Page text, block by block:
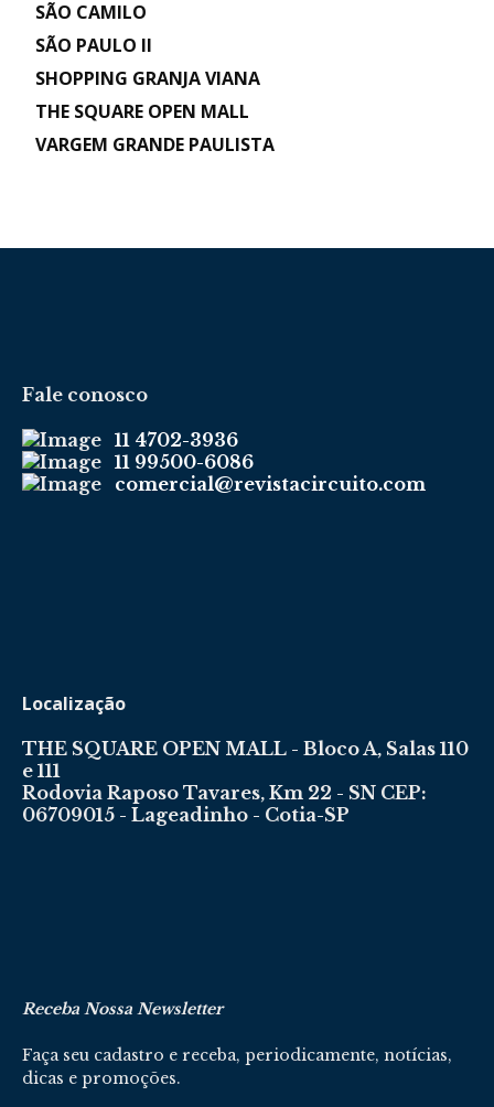
SÃO CAMILO
SÃO PAULO II
SHOPPING GRANJA VIANA
THE SQUARE OPEN MALL
VARGEM GRANDE PAULISTA
Fale conosco
11 4702-3936
11 99500-6086
comercial@revistacircuito.com
Localização
THE SQUARE OPEN MALL - Bloco A, Salas 110
e 111
Rodovia Raposo Tavares, Km 22 - SN CEP:
06709015 - Lageadinho - Cotia-SP
Receba Nossa Newsletter
Faça seu cadastro e receba, periodicamente, notícias,
dicas e promoções.